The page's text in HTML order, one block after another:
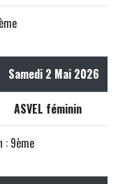
Samedi 2 Mai 2026
ASVEL féminin
: 9ème